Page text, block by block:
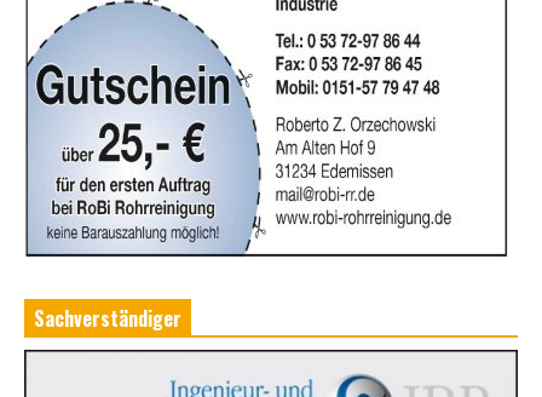
Sachverständiger